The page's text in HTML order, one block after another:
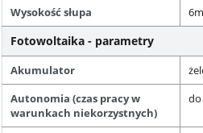
Wysokość słupa 6m
Fotowoltaika - parametry
Akumulator
Autonomia (czas pracy w
warunkach niekorzystnych)
do